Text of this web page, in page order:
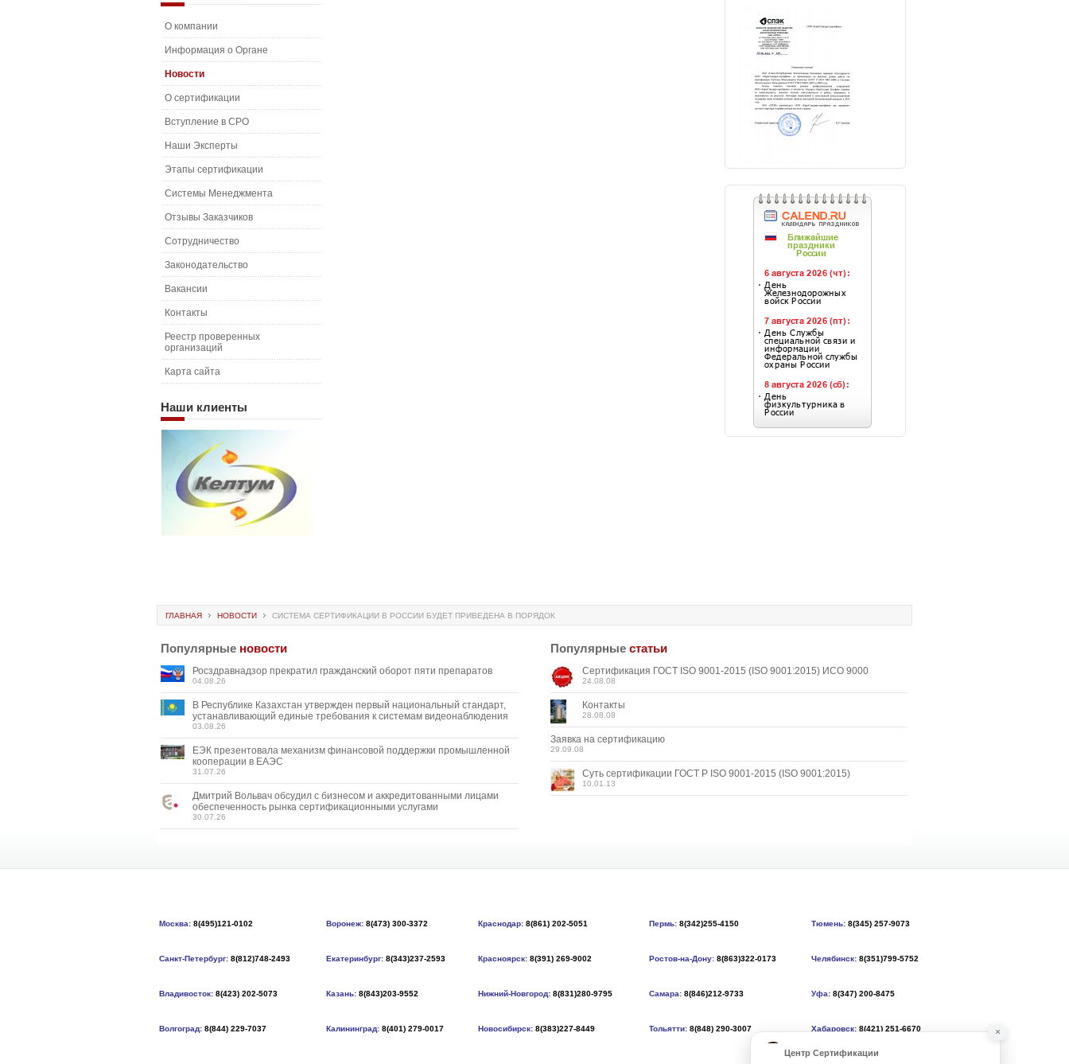
О компании
Информация о Органе
Новости
О сертификации
Вступление в СРО
Наши Эксперты
Этапы сертификации
Системы Менеджмента
Отзывы Заказчиков
Сотрудничество
Законодательство
Вакансии
Контакты
Реестр проверенных
организаций
Карта сайта
Наши клиенты
ГЛАВНАЯ НОВОСТИ СИСТЕМА СЕРТИФИКАЦИИ В РОССИИ БУДЕТ ПРИВЕДЕНА В ПОРЯДОК
Популярные новости
Росздравнадзор прекратил гражданский оборот пяти препаратов
04.08.26
В Республике Казахстан утвержден первый национальный стандарт,
устанавливающий единые требования к системам видеонаблюдения
03.08.26
ЕЭК презентовала механизм финансовой поддержки промышленной
кооперации в ЕАЭС
31.07.26
Дмитрий Вольвач обсудил с бизнесом и аккредитованными лицами
обеспеченность рынка сертификационными услугами
30.07.26
Популярныестатьи
Сертификация ГОСТ ISO 9001-2015 (ISO 9001:2015) ИСО 9000
24.08.08
Контакты
28.08.08
Заявка на сертификацию
29.09.08
Суть сертификации ГОСТ Р ISO 9001-2015 (ISO 9001:2015)
10.01.13
Москва: 8(495)121-0102 Воронеж: 8(473) 300-3372 Краснодар: 8(861) 202-5051 Пермь: 8(342)255-4150 Тюмень: 8(345) 257-9073
Санкт-Петербург: 8(812)748-2493 Екатеринбург: 8(343)237-2593 Красноярск: 8(391) 269-9002 Ростов-на-Дону: 8(863)322-0173 Челябинск: 8(351)799-5752
Владивосток: 8(423) 202-5073 Казань: 8(843)203-9552 Нижний-Новгород: 8(831)280-9795 Самара: 8(846)212-9733 Уфа: 8(347) 200-8475
Волгоград: 8(844) 229-7037 Калининград: 8(401) 279-0017 Новосибирск: 8(383)227-8449 Тольятти: 8(848) 290-3007 Хабаровск: 8(421) 251-6670 ×
Центр Сертификации